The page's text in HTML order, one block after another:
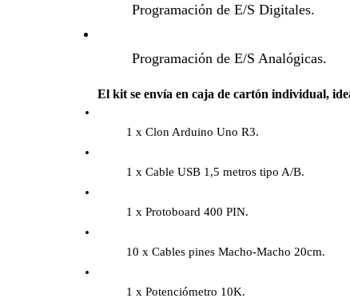
Programación de E/S Digitales.
Programación de E/S Analógicas.
El kit se envía en caja de cartón individual,
1 x Clon Arduino Uno R3.
1 x Cable USB 1,5 metros tipo A/B.
1 x Protoboard 400 PIN.
10 x Cables pines Macho-Macho 20cm.
1 x Potenciómetro 10K.